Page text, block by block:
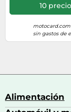
10
motocard.com
sin gastos de
Alimentación